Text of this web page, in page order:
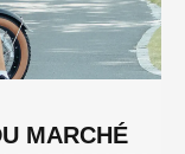
MARCHÉ